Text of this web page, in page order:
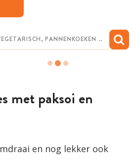
met paksoi en
en nog lekker ook